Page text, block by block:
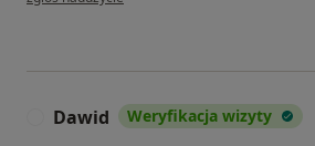
Dawid Weryfikacja wizyty